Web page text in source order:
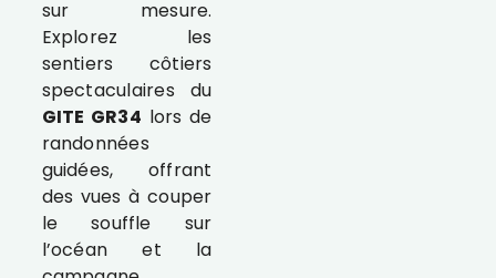
sur mesure.
Explorez les
sentiers côtiers
spectaculaires du
GITE GR34 lors de
randonnées
guidées, offrant
des vues à couper
le souffle sur
l’océan et la